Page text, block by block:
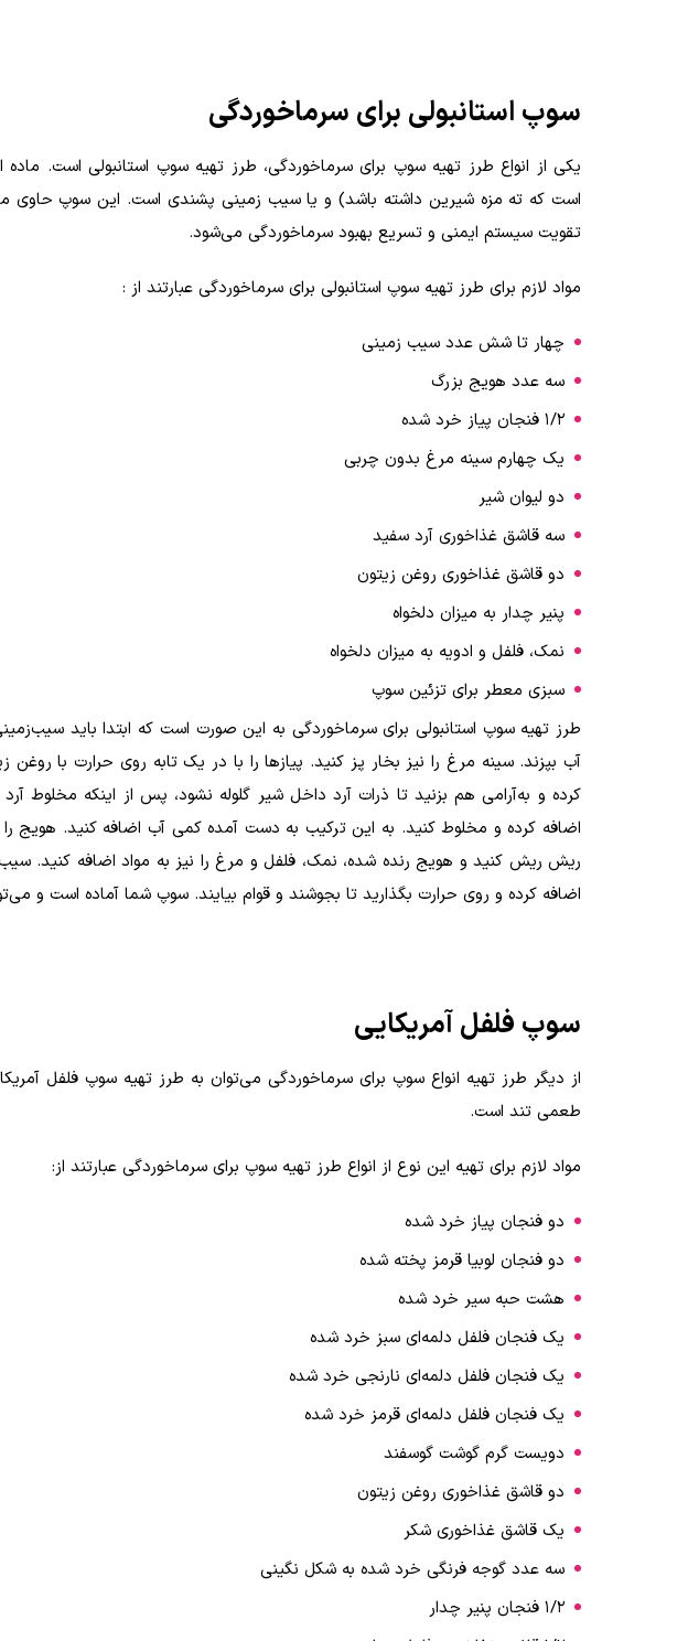
سوپ استانبولی برای سرماخوردگی
یکی از انواع طرز تهیه سوپ برای سرماخوردگی، طرز تهیه سوپ استانبولی است.
است که ته مزه شیرین داشته باشد) و یا سیب زمینی پشندی است. این سوپ حاوی
تقویت سیستم ایمنی و تسریع بهبود سرماخوردگی می‌شود.
مواد لازم برای طرز تهیه سوپ استانبولی برای سرماخوردگی عبارتند از :
چهار تا شش عدد سیب زمینی
سه عدد هویج بزرگ
۱/۲ فنجان پیاز خرد شده
یک چهارم سینه مرغ بدون چربی
دو لیوان شیر
سه قاشق غذاخوری آرد سفید
دو قاشق غذاخوری روغن زیتون
پنیر چدار به میزان دلخواه
نمک، فلفل و ادویه به میزان دلخواه
سبزی معطر برای تزئین سوپ
طرز تهیه سوپ استانبولی برای سرماخوردگی به این صورت است که ابتدا باید
آب بپزند. سینه مرغ را نیز بخار پز کنید. پیازها را با در یک تابه روی حرارت با
کرده و به‌آرامی هم بزنید تا ذرات آرد داخل شیر گلوله نشود، پس از اینکه مخلوط
اضافه کرده و مخلوط کنید. به این ترکیب به دست آمده کمی آب اضافه کنید. هویج‌
ریش ریش کنید و هویج رنده شده، نمک، فلفل و مرغ را نیز به مواد اضافه کنید.
اضافه کرده و روی حرارت بگذارید تا بجوشند و قوام بیایند. سوپ شما آماده است و
سوپ فلفل آمریکایی
از دیگر طرز تهیه انواع سوپ برای سرماخوردگی می‌توان به طرز تهیه سوپ فلفل
طعمی تند است.
مواد لازم برای تهیه این نوع از انواع طرز تهیه سوپ برای سرماخوردگی عبارتند از:
دو فنجان پیاز خرد شده
دو فنجان لوبیا قرمز پخته شده
هشت حبه سیر خرد شده
یک فنجان فلفل دلمه‌ای سبز خرد شده
یک فنجان فلفل دلمه‌ای نارنجی خرد شده
یک فنجان فلفل دلمه‌ای قرمز خرد شده
دویست گرم گوشت گوسفند
دو قاشق غذاخوری روغن زیتون
یک قاشق غذاخوری شکر
سه عدد گوجه فرنگی خرد شده به شکل نگینی
۱/۲ فنجان پنیر چدار